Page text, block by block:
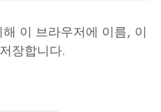
이 브라우저에 이름, 이
장합니다.